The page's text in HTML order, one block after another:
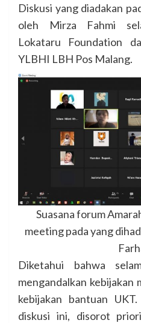
Diskusi yang diadakan
oleh Mirza Fahmi
Lokataru Foundation
YLBHI LBH Pos Malang.
Suasana forum
meeting pada yang
Diketahui bahwa
mengandalkan
kebijakan bantuan
diskusi ini, disorot